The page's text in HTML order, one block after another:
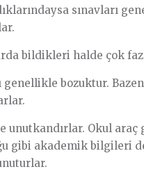
sınavları
bildikleri halde çok
genellikle bozuktur.
unutkandırlar. Okul araç
gibi akademik bilgileri